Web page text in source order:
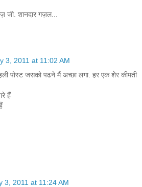
जी. शानदार गज़ल...
3, 2011 at 11:02 AM
पोस्ट जसको पढने मैं अच्छा लगा. हर एक शेर कीमती
हैं
3, 2011 at 11:24 AM